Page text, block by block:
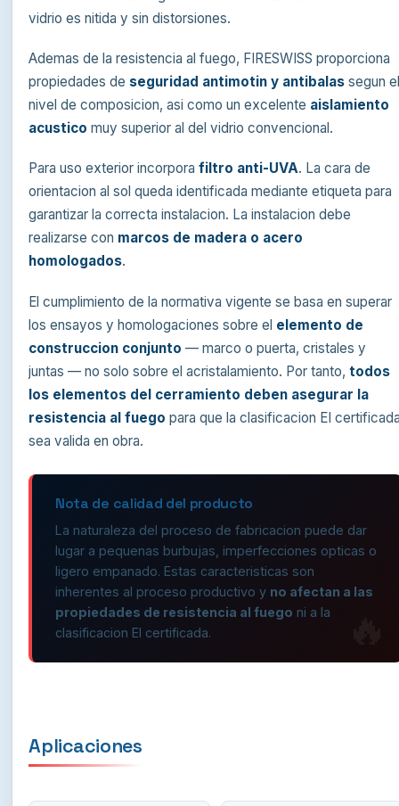
vidrio es nitida y sin distorsiones.
Ademas de la resistencia al fuego, FIRESWISS proporciona
propiedades de seguridad antimotin y antibalas segun
nivel de composicion, asi como un excelente aislamiento
acustico muy superior al del vidrio convencional.
Para uso exterior incorporafiltro anti-UVA. La cara de
orientacion al sol queda identificada mediante etiqueta para
garantizar la correcta instalacion. La instalacion debe
realizarse con marcos de madera o acero
homologados.
El cumplimiento de la normativa vigente se basa en superar
los ensayos y homologaciones sobre el elemento de
construccion conjunto — marco o puerta, cristales y
juntas — no solo sobre el acristalamiento. Por tanto,todos
los elementos del cerramiento deben asegurar la
resistencia al fuego para que la clasificacion EI
sea valida en obra.
Nota de calidad del producto
La naturaleza del proceso de fabricacion puede dar
lugar a pequenas burbujas, imperfecciones opticas o
ligero empanado. Estas caracteristicas son
inherentes al proceso productivo y no afectan a las
propiedades de resistencia al fuego ni a la
clasificacion EI certificada.
Aplicaciones